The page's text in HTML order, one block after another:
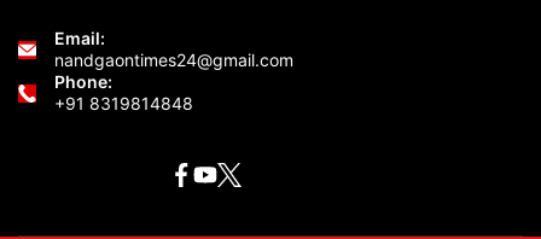
Email:
nandgaontimes24@gmail.com
Phone:
+91 8319814848